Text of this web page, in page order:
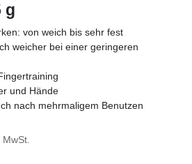
g
von weich bis sehr fest
weicher bei einer geringeren
und Hände
nach mehrmaligem Benutzen